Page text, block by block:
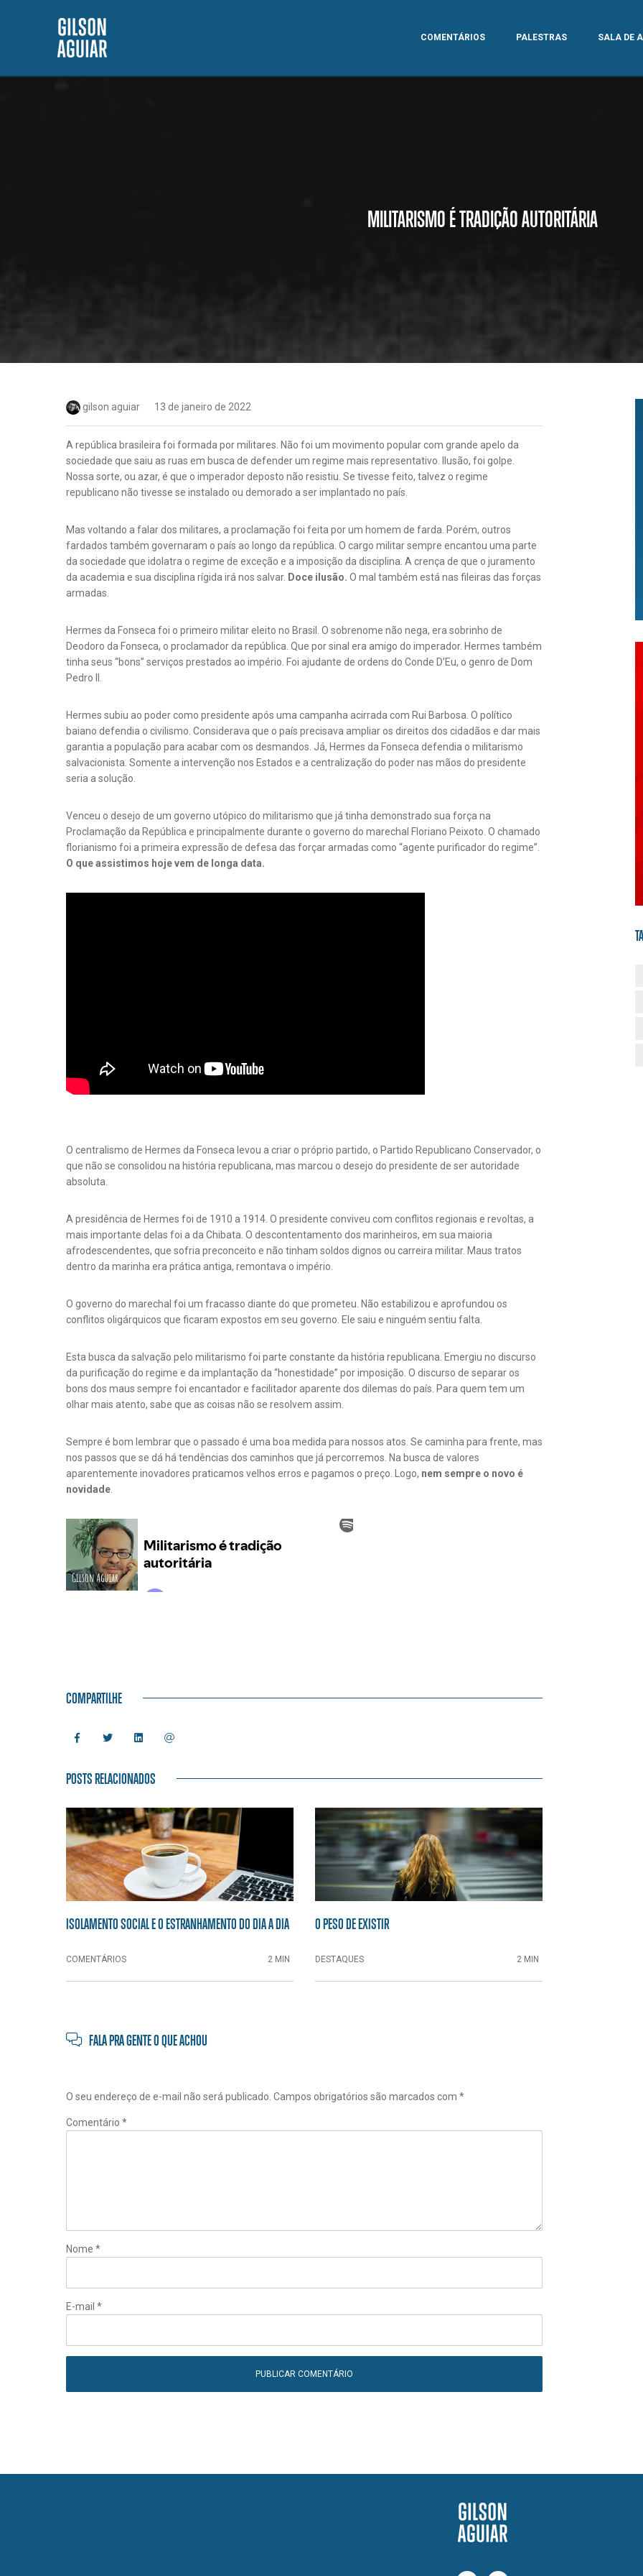
COMENTÁRIOS PALESTRAS SALA DE
MILITARISMO É TRADIÇÃO AUTORITÁRIA
gilson aguiar 13 de janeiro de 2022
A república brasileira foi formada por militares. Não foi um movimento popular com grande apelo da
sociedade que saiu as ruas em busca de defender um regime mais representativo. Ilusão, foi golpe.
Nossa sorte, ou azar, é que o imperador deposto não resistiu. Se tivesse feito, talvez o regime
republicano não tivesse se instalado ou demorado a ser implantado no país.
Mas voltando a falar dos militares, a proclamação foi feita por um homem de farda. Porém, outros
fardados também governaram o país ao longo da república. O cargo militar sempre encantou uma parte
da sociedade que idolatra o regime de exceção e a imposição da disciplina. A crença de que o juramento
da academia e sua disciplina rígida irá nos salvar. Doce ilusão. O mal também está nas fileiras das forças
armadas.
Hermes da Fonseca foi o primeiro militar eleito no Brasil. O sobrenome não nega, era sobrinho de
Deodoro da Fonseca, o proclamador da república. Que por sinal era amigo do imperador. Hermes também
tinha seus “bons” serviços prestados ao império. Foi ajudante de ordens do Conde D’Eu, o genro de Dom
Pedro II.
Hermes subiu ao poder como presidente após uma campanha acirrada com Rui Barbosa. O político
baiano defendia o civilismo. Considerava que o país precisava ampliar os direitos dos cidadãos e dar mais
garantia a população para acabar com os desmandos. Já, Hermes da Fonseca defendia o militarismo
salvacionista. Somente a intervenção nos Estados e a centralização do poder nas mãos do presidente
seria a solução.
Venceu o desejo de um governo utópico do militarismo que já tinha demonstrado sua força na
Proclamação da República e principalmente durante o governo do marechal Floriano Peixoto. O chamado
florianismo foi a primeira expressão de defesa das forçar armadas como “agente purificador do regime”.
O que assistimos hoje vem de longa data.
O centralismo de Hermes da Fonseca levou a criar o próprio partido, o Partido Republicano Conservador, o
que não se consolidou na história republicana, mas marcou o desejo do presidente de ser autoridade
absoluta.
A presidência de Hermes foi de 1910 a 1914. O presidente conviveu com conflitos regionais e revoltas, a
mais importante delas foi a da Chibata. O descontentamento dos marinheiros, em sua maioria
afrodescendentes, que sofria preconceito e não tinham soldos dignos ou carreira militar. Maus tratos
dentro da marinha era prática antiga, remontava o império.
O governo do marechal foi um fracasso diante do que prometeu. Não estabilizou e aprofundou os
conflitos oligárquicos que ficaram expostos em seu governo. Ele saiu e ninguém sentiu falta.
Esta busca da salvação pelo militarismo foi parte constante da história republicana. Emergiu no discurso
da purificação do regime e da implantação da “honestidade” por imposição. O discurso de separar os
bons dos maus sempre foi encantador e facilitador aparente dos dilemas do país. Para quem tem um
olhar mais atento, sabe que as coisas não se resolvem assim.
Sempre é bom lembrar que o passado é uma boa medida para nossos atos. Se caminha para frente, mas
nos passos que se dá há tendências dos caminhos que já percorremos. Na busca de valores
aparentemente inovadores praticamos velhos erros e pagamos o preço. Logo, nem sempre o novo é
novidade.
COMPARTILHE
POSTS RELACIONADOS
ISOLAMENTO SOCIAL E O ESTRANHAMENTO DO DIA A DIA
COMENTÁRIOS 2 MIN
O PESO DE EXISTIR
DESTAQUES 2 MIN
FALA PRA GENTE O QUE ACHOU
O seu endereço de e-mail não será publicado. Campos obrigatórios são marcados com *
Comentário *
Nome *
E-mail *